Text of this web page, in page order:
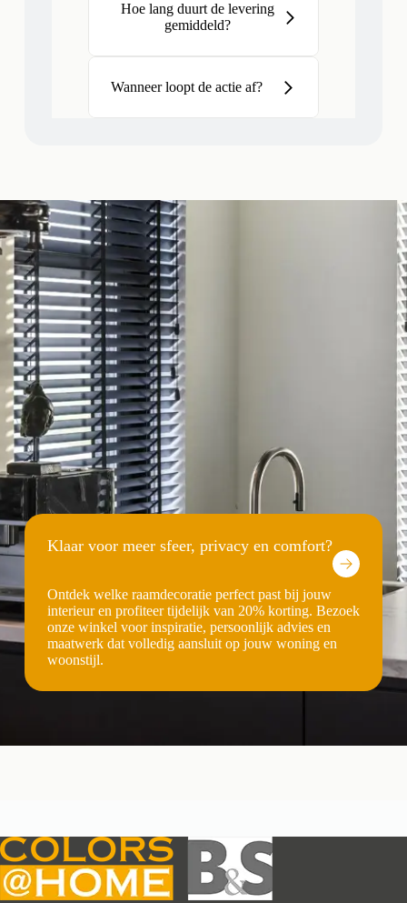
Hoe lang duurt de levering
gemiddeld?
Wanneer loopt de actie af?
Klaar voor meer sfeer, privacy en comfort?
Ontdek welke raamdecoratie perfect past bij jouw
interieur en profiteer tijdelijk van 20% korting. Bezoek
onze winkel voor inspiratie, persoonlijk advies en
maatwerk dat volledig aansluit op jouw woning en
woonstijl.